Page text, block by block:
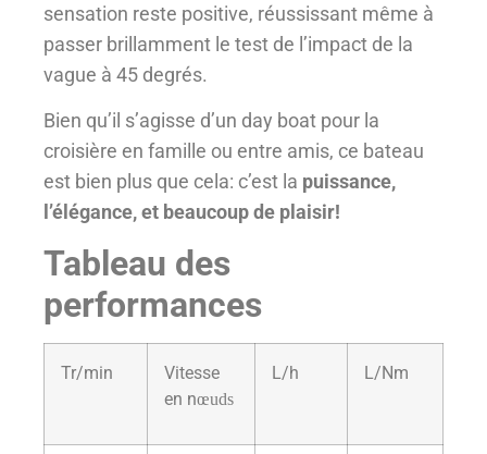
sensation reste positive, réussissant même à
passer brillamment le test de l’impact de la
vague à 45 degrés.
Bien qu’il s’agisse d’un day boat pour la
croisière en famille ou entre amis, ce bateau
est bien plus que cela: c’est la puissance,
l’élégance, et beaucoup de plaisir!
Tableau des
performances
Tr/min
Vitesse
en nœuds
L/h L/Nm